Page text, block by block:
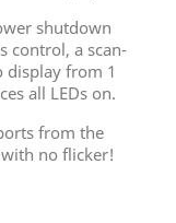
shutdown
control, a scan-
display from 1
all LEDs on.
from the
no flicker!